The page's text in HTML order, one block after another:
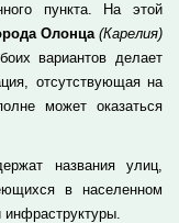
пункта. На этой
Олонца(Карелия)
вариантов делает
отсутствующая на
может оказаться
названия улиц,
в населенном
инфраструктуры.